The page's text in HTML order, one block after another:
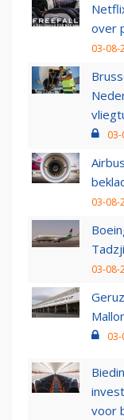
over
03-08-
03-
03-08-
03-08-
voor